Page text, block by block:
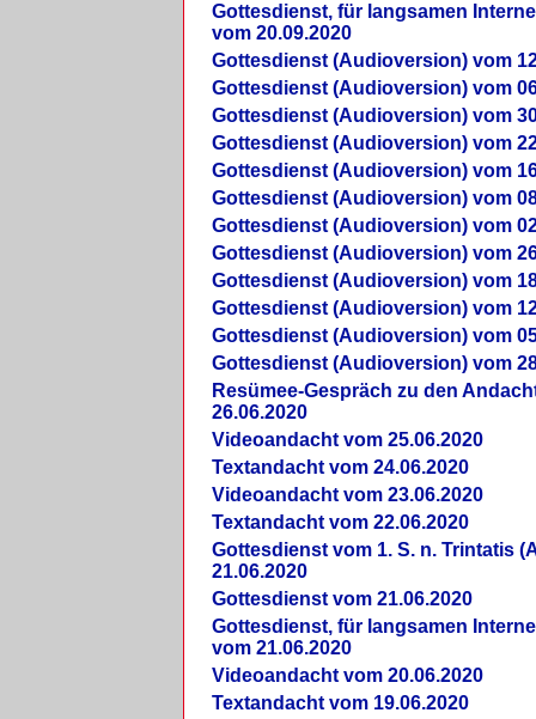
Gottesdienst, für langsamen
vom 20.09.2020
Gottesdienst (Audioversion) vom
Gottesdienst (Audioversion) vom
Gottesdienst (Audioversion) vom
Gottesdienst (Audioversion) vom
Gottesdienst (Audioversion) vom
Gottesdienst (Audioversion) vom
Gottesdienst (Audioversion) vom
Gottesdienst (Audioversion) vom
Gottesdienst (Audioversion) vom
Gottesdienst (Audioversion) vom
Gottesdienst (Audioversion) vom
Gottesdienst (Audioversion) vom
Re­sü­mee-Gespräch zu den
26.06.2020
Videoandacht vom 25.06.2020
Textandacht vom 24.06.2020
Videoandacht vom 23.06.2020
Textandacht vom 22.06.2020
Gottesdienst vom 1. S. n. Trintatis
21.06.2020
Gottesdienst vom 21.06.2020
Gottesdienst, für langsamen
vom 21.06.2020
Videoandacht vom 20.06.2020
Textandacht vom 19.06.2020